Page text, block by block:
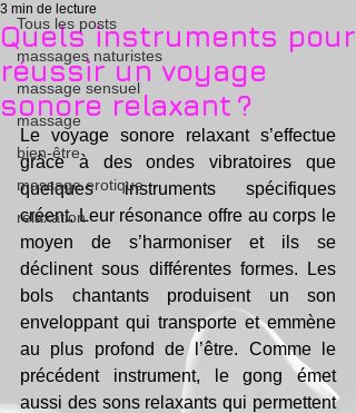
Tous les posts
massages naturistes
massage sensuel
massage
bien-être
massage erotique
relaxation
Quels instruments pour
réussir un voyage
sonore relaxant ?
3 min de lecture
Le voyage sonore relaxant s’effectue
grâce à des ondes vibratoires que
quelques instruments spécifiques
créent. Leur résonance offre au corps le
moyen de s’harmoniser et ils se
déclinent sous différentes formes. Les
bols chantants produisent un son
enveloppant qui transporte et emmène
au plus profond de l’être. Comme le
précédent instrument, le gong émet
aussi des sons relaxants qui permettent